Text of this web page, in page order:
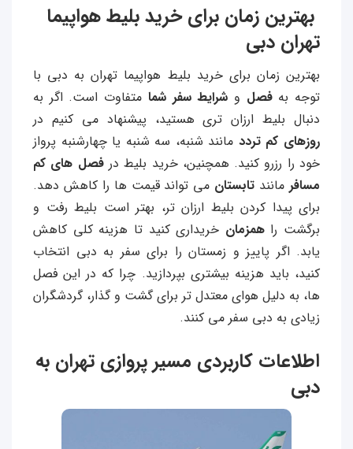
بهترین زمان برای خرید بلیط هواپیما
تهران دبی
بهترین زمان برای خرید بلیط هواپیما تهران به دبی با
توجه بهفصل و شرایط سفر شما متفاوت است. اگر به
دنبال بلیط ارزان‌ تری هستید، پیشنهاد می‌ کنیم در
روزهای کم‌ تردد مانند شنبه، سه‌ شنبه یا چهارشنبه پرواز
خود را رزرو کنید. همچنین، خرید بلیط درفصل‌ های کم‌
مسافر مانند تابستان می‌ تواند قیمت‌ ها را کاهش دهد.
برای پیدا کردن بلیط ارزان‌ تر، بهتر است بلیط رفت و
برگشت راهمزمان خریداری کنید تا هزینه کلی کاهش
یابد. اگر پاییز و زمستان را برای سفر به دبی انتخاب
کنید، باید هزینه بیشتری بپردازید. چرا که در این فصل
ها، به دلیل هوای معتدل‌ تر برای گشت‌ و گذار، گردشگران
زیادی به دبی سفر می کنند.
اطلاعات کاربردی مسیر پروازی تهران به
دبی